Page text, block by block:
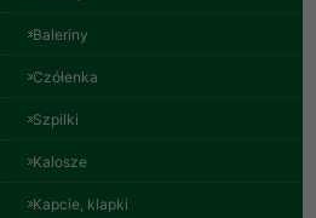
Baleriny
Czółenka
Szpilki
Kalosze
Kapcie, klapki
Bluzy damskie Roz
L-3XL. 1 kolor.
Paczka 10 szt